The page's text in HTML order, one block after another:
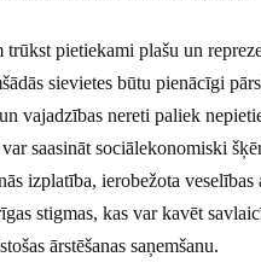
pietiekami plašu un
sievietes būtu pienācīgi
vajadzības nereti paliek
saasināt sociālekonomiski
izplatība, ierobežota veselības
stigmas, kas var kavēt
ārstēšanas saņemšanu.